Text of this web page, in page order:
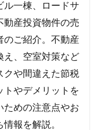
ル一棟、ロードサ
動産投資物件の売
のご紹介。不動産
え、空室対策など
クや間違えた節税
トやデメリットを
ための注意点やお
報を解説。